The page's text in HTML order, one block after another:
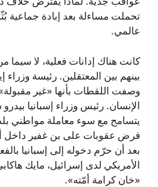
تحملت مساءلة بعد إبادة جماعية
عالمي.
كانت هناك إدانات فعلية، لا سيما
بينهم بين المعتقلين. رئيسة وزراء
وصفت اللقطات بأنها «غير
الإنسان. رئيس وزراء إسبانيا
يتسامح مع سوء معاملة مواطني
فرض عقوبات على بن غفير داخل
بعد أن حرّم دخوله إلى إسبانيا
الأمريكي لدى إسرائيل، مايك
«خان كرامة أمّته».